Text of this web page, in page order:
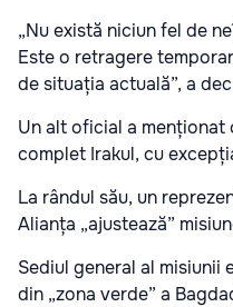
„Nu există niciun fel de
Este o retragere
de situația actuală”, a
Un alt oficial a menționat
complet Irakul, cu
La rândul său, un
Alianța „ajustează”
Sediul general al misiunii
din „zona verde” a